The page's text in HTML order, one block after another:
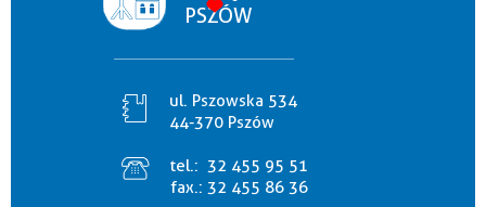
PSZÓW
ul. Pszowska 534
44-370 Pszów
tel.: 32 455 95 51
fax.: 32 455 86 36